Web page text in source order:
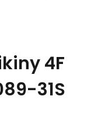
4F
31S